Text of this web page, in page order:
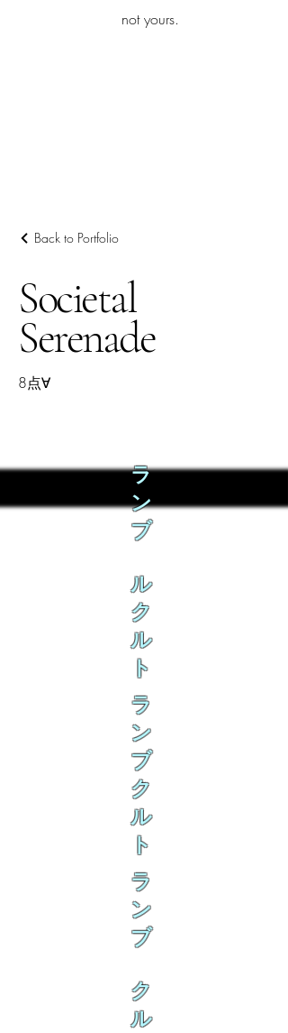
not yours.
Back to Portfolio
Societal
Serenade
8点∀
ラ
ン
ブ
ル
ク
ル
ト
ラ
ン
ブ
ク
ル
ト
ラ
ン
ブ
ク
ル